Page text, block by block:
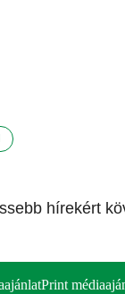
hírekért
Print